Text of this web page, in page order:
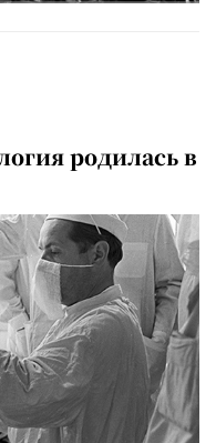
родилась в